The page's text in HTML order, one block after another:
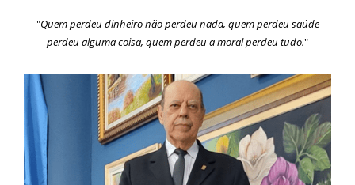
"Quem perdeu dinheiro não perdeu nada, quem perdeu saúde
perdeu alguma coisa, quem perdeu a moral perdeu tudo."